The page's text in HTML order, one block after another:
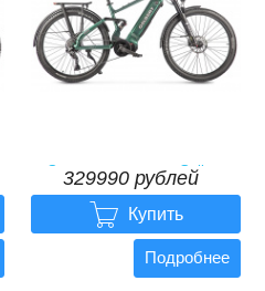
Электровелосипед Gelbert
Alcor
329990 рублей
329990 рублей
 Купить
Подробнее